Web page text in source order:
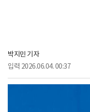
박지민 기자
입력 2026.06.04. 00:37